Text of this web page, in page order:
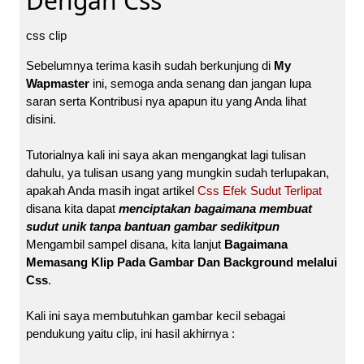
css clip
Sebelumnya terima kasih sudah berkunjung di My
Wapmasterini, semoga anda senang dan jangan lupa
saran serta Kontribusi nya apapun itu yang Anda lihat
disini.
Tutorialnya kali ini saya akan mengangkat lagi tulisan
dahulu, ya tulisan usang yang mungkin sudah terlupakan,
apakah Anda masih ingat artikel Css Efek Sudut Terlipat
disana kita dapat menciptakan bagaimana membuat
sudut unik tanpa bantuan gambar sedikitpun
Mengambil sampel disana, kita lanjut Bagaimana
Memasang Klip Pada Gambar Dan Background melalui
Css.
Kali ini saya membutuhkan gambar kecil sebagai
pendukung yaitu clip, ini hasil akhirnya :